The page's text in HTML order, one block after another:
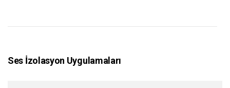
Ses İzolasyon Uygulamaları